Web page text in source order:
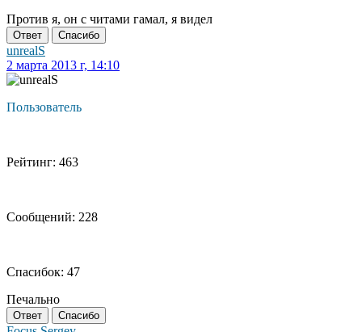
Против я, он с читами гамал, я видел
Ответ Спасибо
unrealS
2 марта 2013 г, 14:10
Пользователь
Рейтинг: 463
Сообщений: 228
Спасибок: 47
Печально
Ответ Спасибо